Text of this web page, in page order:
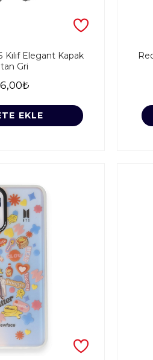
Elegant Kapak
Gri
EKLE